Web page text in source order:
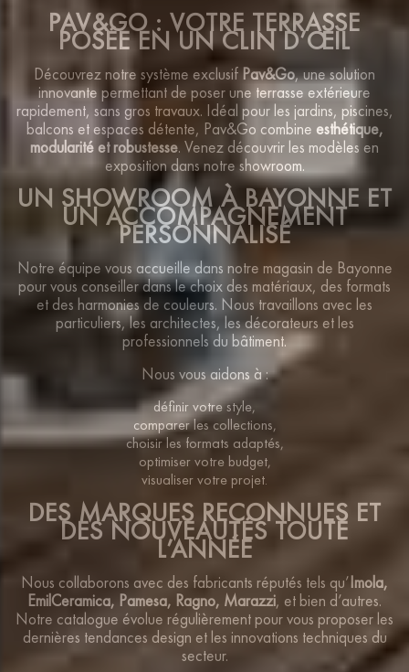
PAV&GO : VOTRE TERRASSE
POSÉE EN UN CLIN D’ŒIL
Découvrez notre système exclusif Pav&Go, une solution
innovante permettant de poser une terrasse extérieure
rapidement, sans gros travaux. Idéal pour les jardins, piscines,
balcons et espaces détente, Pav&Go combine esthétique,
modularité et robustesse. Venez découvrir les modèles en
exposition dans notre showroom.
UN SHOWROOM À BAYONNE ET
UN ACCOMPAGNEMENT
PERSONNALISÉ
Notre équipe vous accueille dans notre magasin de Bayonne
pour vous conseiller dans le choix des matériaux, des formats
et des harmonies de couleurs. Nous travaillons avec les
particuliers, les architectes, les décorateurs et les
professionnels du bâtiment.
Nous vous aidons à :
définir votre style,
comparer les collections,
choisir les formats adaptés,
optimiser votre budget,
visualiser votre projet.
DES MARQUES RECONNUES ET
DES NOUVEAUTÉS TOUTE
L’ANNÉE
Nous collaborons avec des fabricants réputés tels qu’ Imola,
EmilCeramica, Pamesa, Ragno, Marazzi, et bien d’autres.
Notre catalogue évolue régulièrement pour vous proposer les
dernières tendances design et les innovations techniques du
secteur.